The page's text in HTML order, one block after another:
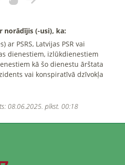
norādījis (-usi), ka:
ar PSRS, Latvijas PSR vai
dienestiem, izlūkdienestiem
kā šo dienestu ārštata
vai konspiratīvā dzīvokļa
08.06.2025. plkst. 00:18